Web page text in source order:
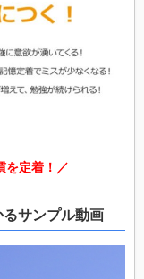
を定着！／
サンプル動画